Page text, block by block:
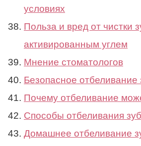
условиях
Польза и вред от чистки
активированным углем
Мнение стоматологов
Безопасное отбеливание
Почему отбеливание
Способы отбеливания
Домашнее отбеливание